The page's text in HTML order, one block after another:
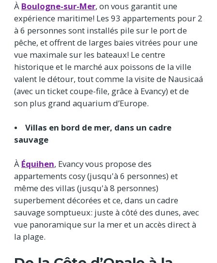
À Boulogne-sur-Mer, on vous garantit une
expérience maritime! Les 93 appartements pour 2
à 6 personnes sont installés pile sur le port de
pêche, et offrent de larges baies vitrées pour une
vue maximale sur les bateaux! Le centre
historique et le marché aux poissons de la ville
valent le détour, tout comme la visite de Nausicaá
(avec un ticket coupe-file, grâce à Evancy) et de
son plus grand aquarium d’Europe.
• Villas en bord de mer, dans un cadre
sauvage
À Équihen, Evancy vous propose des
appartements cosy (jusqu'à 6 personnes) et
même des villas (jusqu'à 8 personnes)
superbement décorées et ce, dans un cadre
sauvage somptueux: juste à côté des dunes, avec
vue panoramique sur la mer et un accès direct à
la plage.